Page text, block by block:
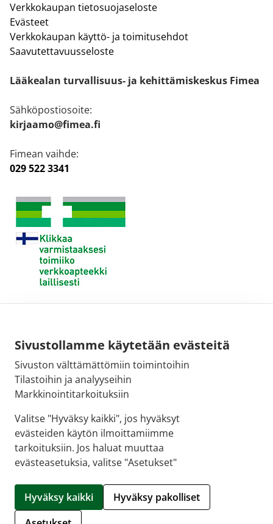
Sivustollamme käytetään evästeitä
Sivuston välttämättömiin toimintoihin
Tilastoihin ja analyyseihin
Markkinointitarkoituksiin
Valitse "Hyväksy kaikki", jos hyväksyt
evästeiden käytön ilmoittamiimme
tarkoituksiin. Jos haluat muuttaa
evästeasetuksia, valitse "Asetukset"
Hyväksy kaikki
Hyväksy pakolliset
Verkkokaupan tietosuojaseloste
Evästeet
Verkkokaupan käyttö- ja toimitusehdot
Saavutettavuusseloste
Lääkealan turvallisuus- ja kehittämiskeskus Fimea
Sähköpostiosoite:
kirjaamo@fimea.fi
Fimean vaihde:
029 522 3341
Hallitse evästeitä